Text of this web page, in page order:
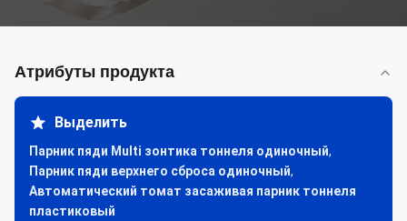
Атрибуты продукта
Выделить
Парник пяди Multi зонтика тоннеля одиночный,
Парник пяди верхнего сброса одиночный,
Автоматический томат засаживая парник тоннеля
пластиковый